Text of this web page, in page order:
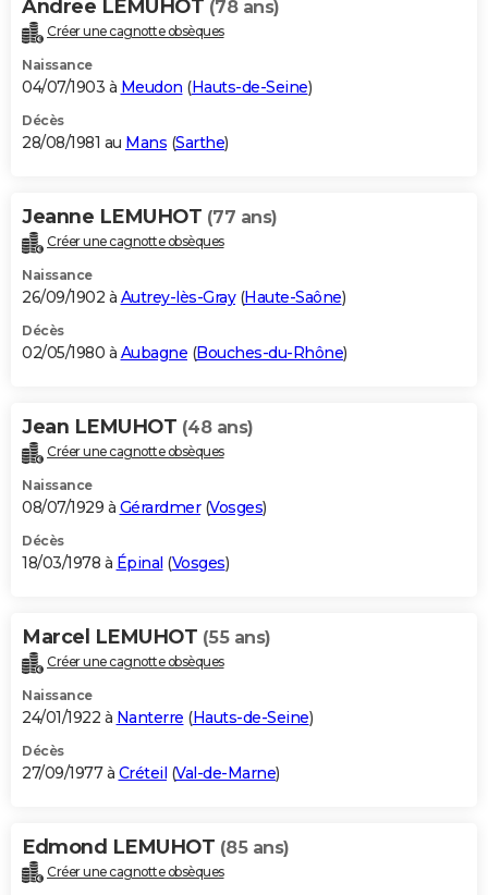
Andree LEMUHOT (78 ans)
Créer une cagnotte obsèques
Naissance
04/07/1903 à Meudon (Hauts-de-Seine)
Décès
28/08/1981 au Mans (Sarthe)
Jeanne LEMUHOT (77 ans)
Créer une cagnotte obsèques
Naissance
26/09/1902 à Autrey-lès-Gray(Haute-Saône)
Décès
02/05/1980 à Aubagne (Bouches-du-Rhône)
Jean LEMUHOT (48 ans)
Créer une cagnotte obsèques
Naissance
08/07/1929 à Gérardmer(Vosges)
Décès
18/03/1978 à Épinal (Vosges)
Marcel LEMUHOT (55 ans)
Créer une cagnotte obsèques
Naissance
24/01/1922 à Nanterre (Hauts-de-Seine)
Décès
27/09/1977 à Créteil (Val-de-Marne)
Edmond LEMUHOT (85 ans)
Créer une cagnotte obsèques